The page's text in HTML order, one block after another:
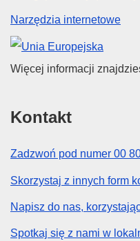
Narzędzia internetowe
Unia
Więcej informacji
Kontakt
Zadzwoń pod numer 00
Skorzystaj z innych form
Napisz do nas,
Spotkaj się z nami w